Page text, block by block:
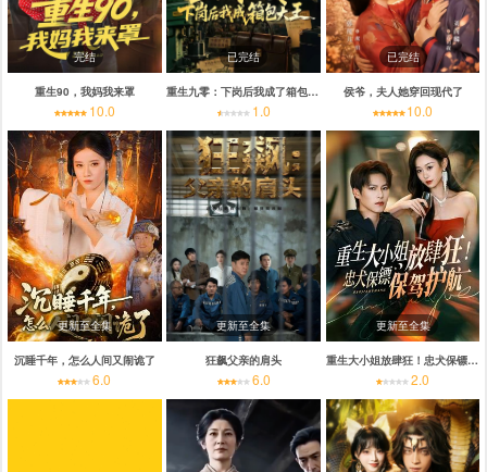
完结
重生90，我妈我来罩
10.0
已完结
重生九零：下岗后我成了箱包大王
1.0
已完结
侯爷，夫人她穿回现代了
10.0
更新至全集
沉睡千年，怎么人间又闹诡了
6.0
更新至全集
狂飙父亲的肩头
6.0
更新至全集
重生大小姐放肆狂！忠犬保镖保驾护航
2.0